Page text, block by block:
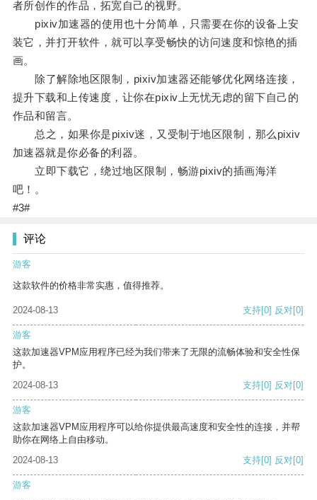
者所创作的作品，拓宽自己的视野。
pixiv加速器的使用也十分简单，只需要在你的设备上安
装它，并打开软件，就可以享受畅快的访问速度和惊艳的插
画。
除了解除地区限制，pixiv加速器还能够优化网络连接，
提升下载和上传速度，让你在pixiv上无忧无虑的留下自己的
作品和留言。
总之，如果你是pixiv迷，又受制于地区限制，那么pixiv
加速器就是你必备的利器。
立即下载它，绕过地区限制，畅游pixiv的插画海洋
吧！。
#3#
评论
游客
这款软件的价格非常实惠，值得推荐。
2024-08-13 支持[0] 反对[0]
游客
这款加速器VPM应用程序已经为我们带来了无限的流畅体验和安全性保
护。
2024-08-13
支持[0] 反对[0]
游客
这款加速器VPM应用程序可以给你提供最高速度和安全性的连接，并帮
助你在网络上自由移动。
2024-08-13
支持[0] 反对[0]
游客